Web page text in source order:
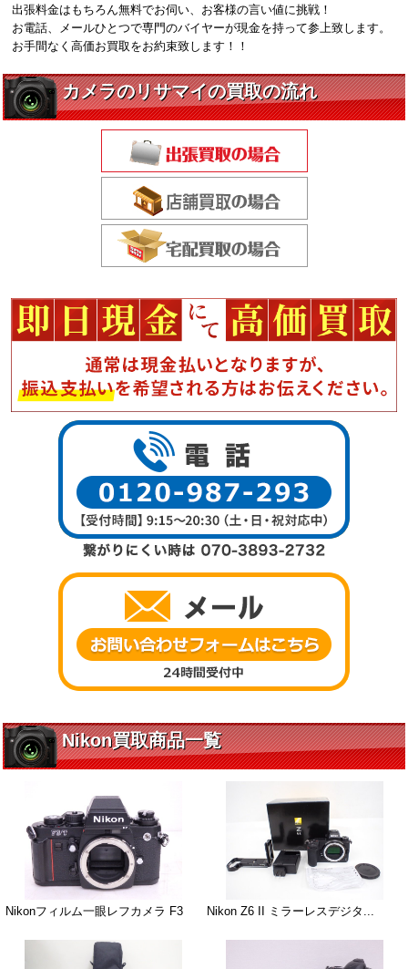
出張料金はもちろん無料でお伺い、お客様の言い値に挑戦！
お電話、メールひとつで専門のバイヤーが現金を持って参上致します。
お手間なく高価お買取をお約束致します！！
Nikon買取商品一覧
Nikonフィルム一眼レフカメラ F3 Nikon Z6 II ミラーレスデジタ...